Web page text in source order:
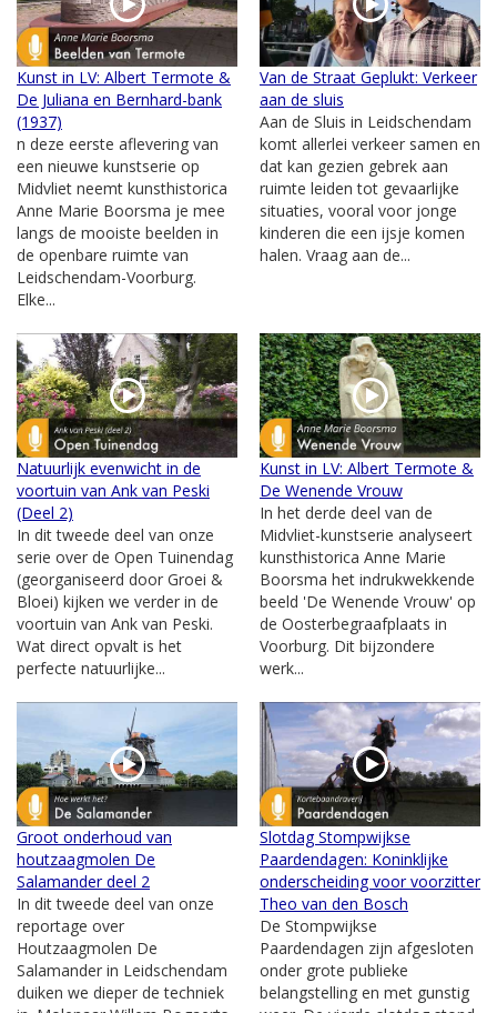
Kunst in LV: Albert Termote &
De Juliana en Bernhard-bank
(1937)
n deze eerste aflevering van
een nieuwe kunstserie op
Midvliet neemt kunsthistorica
Anne Marie Boorsma je mee
langs de mooiste beelden in
de openbare ruimte van
Leidschendam-Voorburg.
Elke...
Van de Straat Geplukt: Verkeer
aan de sluis
Aan de Sluis in Leidschendam
komt allerlei verkeer samen en
dat kan gezien gebrek aan
ruimte leiden tot gevaarlijke
situaties, vooral voor jonge
kinderen die een ijsje komen
halen. Vraag aan de...
Natuurlijk evenwicht in de
voortuin van Ank van Peski
(Deel 2)
In dit tweede deel van onze
serie over de Open Tuinendag
(georganiseerd door Groei &
Bloei) kijken we verder in de
voortuin van Ank van Peski.
Wat direct opvalt is het
perfecte natuurlijke...
Kunst in LV: Albert Termote &
De Wenende Vrouw
In het derde deel van de
Midvliet-kunstserie analyseert
kunsthistorica Anne Marie
Boorsma het indrukwekkende
beeld 'De Wenende Vrouw' op
de Oosterbegraafplaats in
Voorburg. Dit bijzondere
werk...
Groot onderhoud van
houtzaagmolen De
Salamander deel 2
In dit tweede deel van onze
reportage over
Houtzaagmolen De
Salamander in Leidschendam
duiken we dieper de techniek
Slotdag Stompwijkse
Paardendagen: Koninklijke
onderscheiding voor voorzitter
Theo van den Bosch
De Stompwijkse
Paardendagen zijn afgesloten
onder grote publieke
belangstelling en met gunstig